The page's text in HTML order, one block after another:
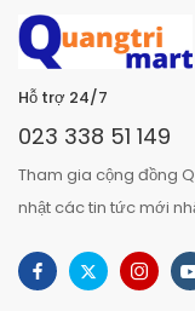
Hỗ trợ 24/7
023 338 51 149
Tham gia cộng đồng
nhật các tin tức mới